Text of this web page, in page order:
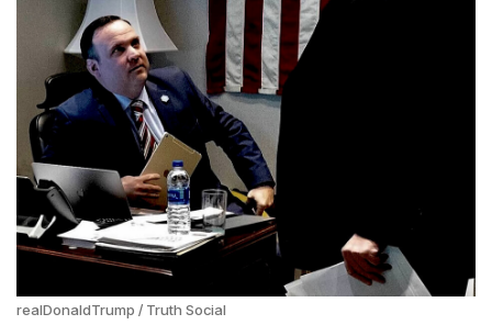
realDonaldTrump / Truth Social